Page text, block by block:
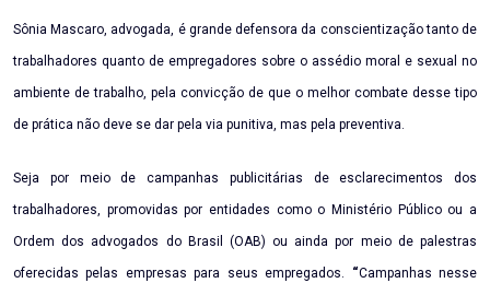
Sônia Mascaro, advogada, é grande defensora da conscientização tanto de
trabalhadores quanto de empregadores sobre o assédio moral e sexual no
ambiente de trabalho, pela convicção de que o melhor combate desse tipo
de prática não deve se dar pela via punitiva, mas pela preventiva.
Seja por meio de campanhas publicitárias de esclarecimentos dos
trabalhadores, promovidas por entidades como o Ministério Público ou a
Ordem dos advogados do Brasil (OAB) ou ainda por meio de palestras
oferecidas pelas empresas para seus empregados. “Campanhas nesse